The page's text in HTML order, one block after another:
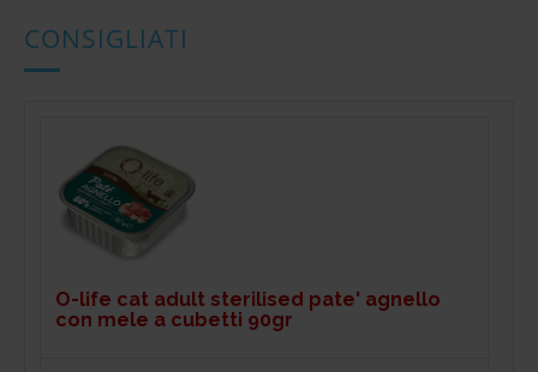
CONSIGLIATI
O-life cat adult sterilised pate' agnello
con mele a cubetti 90gr